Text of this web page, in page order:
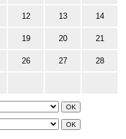
12 13 14
19 20 21
26 27 28